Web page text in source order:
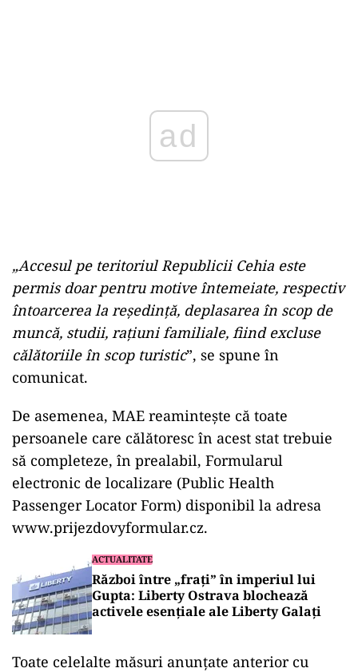
„Accesul pe teritoriul Republicii Cehia este
permis doar pentru motive întemeiate, respectiv
întoarcerea la reşedinţă, deplasarea în scop de
muncă, studii, raţiuni familiale, fiind excluse
călătoriile în scop turistic”, se spune în
comunicat.
De asemenea, MAE reaminteşte că toate
persoanele care călătoresc în acest stat trebuie
să completeze, în prealabil, Formularul
electronic de localizare (Public Health
Passenger Locator Form) disponibil la adresa
www.prijezdovyformular.cz.
ACTUALITATE
Război între „frați” în imperiul lui
Gupta: Liberty Ostrava blochează
activele esențiale ale Liberty Galați
Toate celelalte măsuri anunţate anterior cu